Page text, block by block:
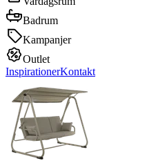
Badrum
Kampanjer
Outlet
InspirationerKontakt